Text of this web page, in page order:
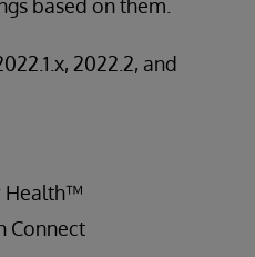
based on them.
2022.2, and
Health™
Connect